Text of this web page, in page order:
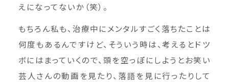
えになってないか（笑）。
もちろん私も、治療中にメンタルすごく落ちたことは
何度もあるんですけど、そういう時は、考えるとドツ
ボにはまっていくので、頭を空っぽにしようとお笑い
芸人さんの動画を見たり、落語を見に行ったりして